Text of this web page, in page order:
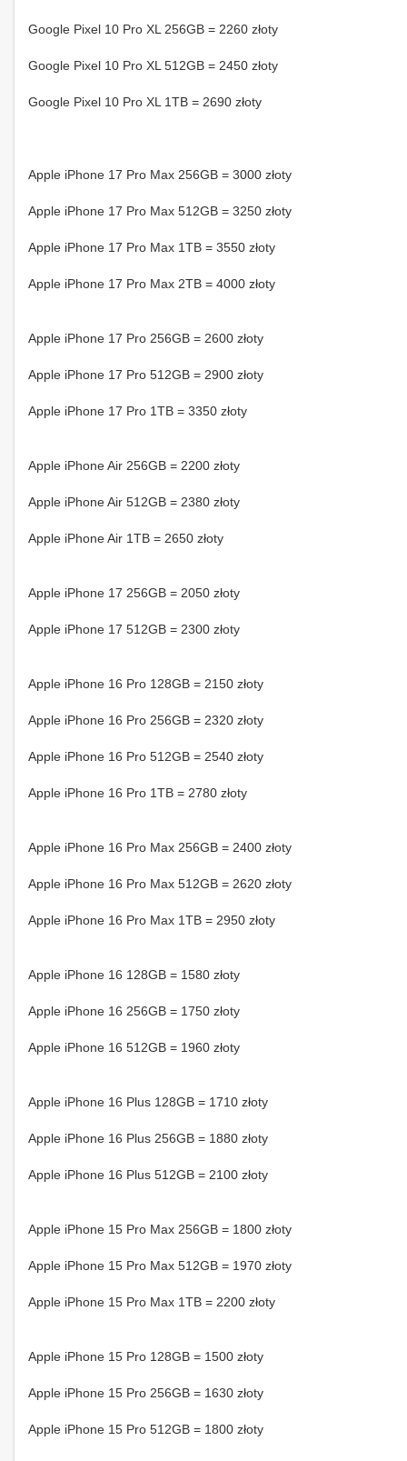
Google Pixel 10 Pro XL 256GB = 2260 złoty
Google Pixel 10 Pro XL 512GB = 2450 złoty
Google Pixel 10 Pro XL 1TB = 2690 złoty
Apple iPhone 17 Pro Max 256GB = 3000 złoty
Apple iPhone 17 Pro Max 512GB = 3250 złoty
Apple iPhone 17 Pro Max 1TB = 3550 złoty
Apple iPhone 17 Pro Max 2TB = 4000 złoty
Apple iPhone 17 Pro 256GB = 2600 złoty
Apple iPhone 17 Pro 512GB = 2900 złoty
Apple iPhone 17 Pro 1TB = 3350 złoty
Apple iPhone Air 256GB = 2200 złoty
Apple iPhone Air 512GB = 2380 złoty
Apple iPhone Air 1TB = 2650 złoty
Apple iPhone 17 256GB = 2050 złoty
Apple iPhone 17 512GB = 2300 złoty
Apple iPhone 16 Pro 128GB = 2150 złoty
Apple iPhone 16 Pro 256GB = 2320 złoty
Apple iPhone 16 Pro 512GB = 2540 złoty
Apple iPhone 16 Pro 1TB = 2780 złoty
Apple iPhone 16 Pro Max 256GB = 2400 złoty
Apple iPhone 16 Pro Max 512GB = 2620 złoty
Apple iPhone 16 Pro Max 1TB = 2950 złoty
Apple iPhone 16 128GB = 1580 złoty
Apple iPhone 16 256GB = 1750 złoty
Apple iPhone 16 512GB = 1960 złoty
Apple iPhone 16 Plus 128GB = 1710 złoty
Apple iPhone 16 Plus 256GB = 1880 złoty
Apple iPhone 16 Plus 512GB = 2100 złoty
Apple iPhone 15 Pro Max 256GB = 1800 złoty
Apple iPhone 15 Pro Max 512GB = 1970 złoty
Apple iPhone 15 Pro Max 1TB = 2200 złoty
Apple iPhone 15 Pro 128GB = 1500 złoty
Apple iPhone 15 Pro 256GB = 1630 złoty
Apple iPhone 15 Pro 512GB = 1800 złoty